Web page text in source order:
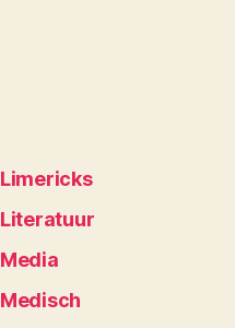
Limericks
Literatuur
Media
Medisch